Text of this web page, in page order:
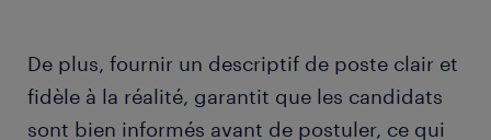
De plus, fournir un descriptif de poste clair et
fidèle à la réalité, garantit que les candidats
sont bien informés avant de postuler, ce qui